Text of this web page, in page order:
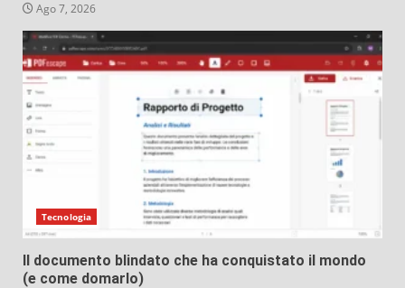
Ago 7, 2026
Tecnologia
Il documento blindato che ha conquistato il mondo
(e come domarlo)